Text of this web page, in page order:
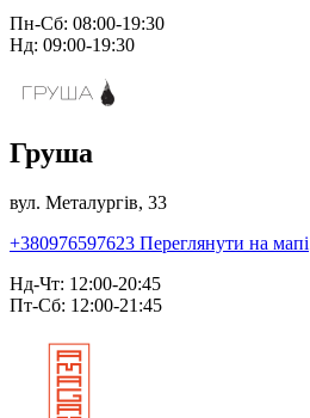
Пн-Сб: 08:00-19:30
Нд: 09:00-19:30
Груша
вул. Металургів, 33
+380976597623 Переглянути на мапі
Нд-Чт: 12:00-20:45
Пт-Сб: 12:00-21:45